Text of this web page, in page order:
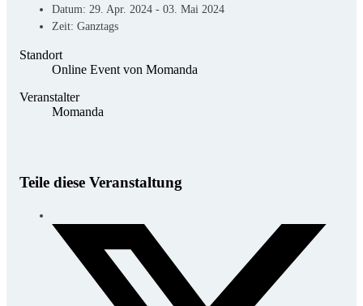
Datum: 29. Apr. 2024 - 03. Mai 2024
Zeit: Ganztags
Standort
Online Event von Momanda
Veranstalter
Momanda
Teile diese Veranstaltung